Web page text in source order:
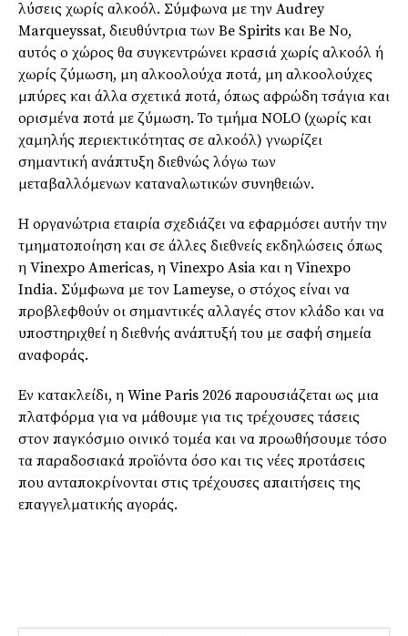
λύσεις χωρίς αλκοόλ. Σύμφωνα με την Audrey
Marqueyssat, διευθύντρια των Be Spirits και Be No,
αυτός ο χώρος θα συγκεντρώνει κρασιά χωρίς αλκοόλ ή
χωρίς ζύμωση, μη αλκοολούχα ποτά, μη αλκοολούχες
μπύρες και άλλα σχετικά ποτά, όπως αφρώδη τσάγια και
ορισμένα ποτά με ζύμωση. Το τμήμα NOLO (χωρίς και
χαμηλής περιεκτικότητας σε αλκοόλ) γνωρίζει
σημαντική ανάπτυξη διεθνώς λόγω των
μεταβαλλόμενων καταναλωτικών συνηθειών.
Η οργανώτρια εταιρία σχεδιάζει να εφαρμόσει αυτήν την
τμηματοποίηση και σε άλλες διεθνείς εκδηλώσεις όπως
η Vinexpo Americas, η Vinexpo Asia και η Vinexpo
India. Σύμφωνα με τον Lameyse, ο στόχος είναι να
προβλεφθούν οι σημαντικές αλλαγές στον κλάδο και να
υποστηριχθεί η διεθνής ανάπτυξή του με σαφή σημεία
αναφοράς.
Εν κατακλείδι, η Wine Paris 2026 παρουσιάζεται ως μια
πλατφόρμα για να μάθουμε για τις τρέχουσες τάσεις
στον παγκόσμιο οινικό τομέα και να προωθήσουμε τόσο
τα παραδοσιακά προϊόντα όσο και τις νέες προτάσεις
που ανταποκρίνονται στις τρέχουσες απαιτήσεις της
επαγγελματικής αγοράς.